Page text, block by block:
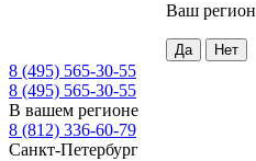
Ваш регион
8 (495) 565-30-55
8 (495) 565-30-55
В вашем регионе
8 (812) 336-60-79
Санкт-Петербург